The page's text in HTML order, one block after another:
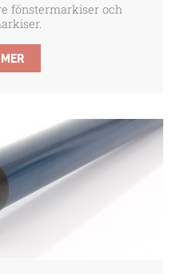
fönstermarkiser och